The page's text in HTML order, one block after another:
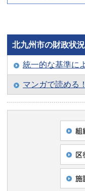
北九州市の財政状
統一的な基準に
マンガで読める